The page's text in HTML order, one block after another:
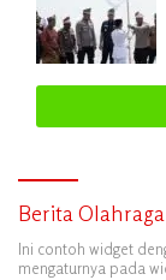
Berita Olahraga
Ini contoh widget
mengaturnya pada